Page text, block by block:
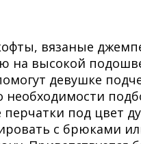
вязаные
на высокой
девушке
под цвет
с брюками